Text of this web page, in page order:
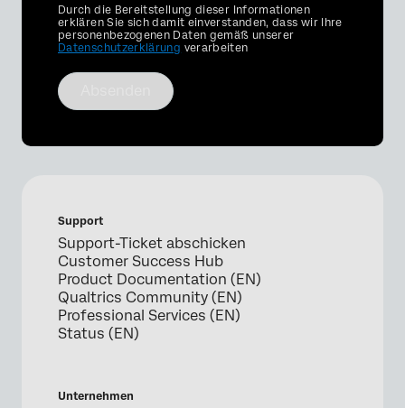
Privacy
Optin
Durch die Bereitstellung dieser Informationen
erklären Sie sich damit einverstanden, dass wir Ihre
personenbezogenen Daten gemäß unserer
Datenschutzerklärung verarbeiten
Support
Support-Ticket abschicken
Customer Success Hub
Product Documentation (EN)
Qualtrics Community (EN)
Professional Services (EN)
Status (EN)
Unternehmen